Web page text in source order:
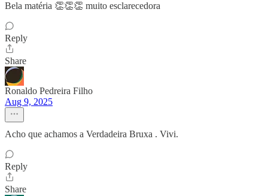
Bela matéria 👏👏👏 muito esclarecedora
Reply
Share
Ronaldo Pedreira Filho
Aug 9, 2025
Acho que achamos a Verdadeira Bruxa . Vivi.
Reply
Share